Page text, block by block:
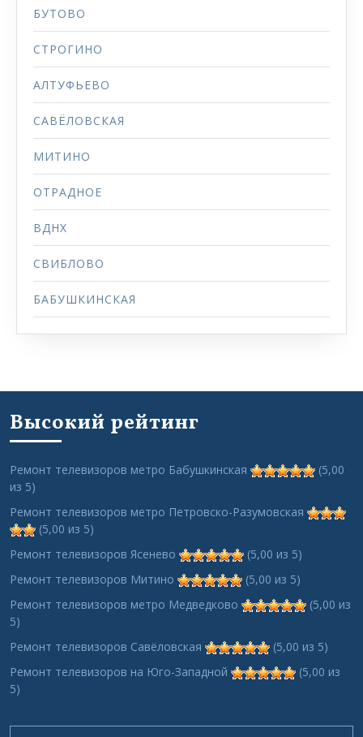
БУТОВО
СТРОГИНО
АЛТУФЬЕВО
САВЁЛОВСКАЯ
МИТИНО
ОТРАДНОЕ
ВДНХ
СВИБЛОВО
БАБУШКИНСКАЯ
Высокий рейтинг
Ремонт телевизоров метро Бабушкинская
(5,00
из 5)
Ремонт телевизоров метро Петровско-Разумовская
(5,00 из 5)
Ремонт телевизоров Ясенево
(5,00 из 5)
Ремонт телевизоров Митино
(5,00 из 5)
Ремонт телевизоров метро Медведково
(5,00 из
5)
Ремонт телевизоров Савёловская
(5,00 из 5)
Ремонт телевизоров на Юго-Западной
(5,00 из
5)